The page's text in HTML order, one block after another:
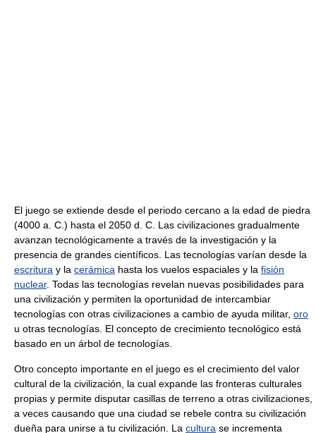
El juego se extiende desde el periodo cercano a la edad de piedra
(4000 a. C.) hasta el 2050 d. C. Las civilizaciones gradualmente
avanzan tecnológicamente a través de la investigación y la
presencia de grandes científicos. Las tecnologías varían desde la
escritura y la cerámica hasta los vuelos espaciales y la fisión
nuclear. Todas las tecnologías revelan nuevas posibilidades para
una civilización y permiten la oportunidad de intercambiar
tecnologías con otras civilizaciones a cambio de ayuda militar, oro
u otras tecnologías. El concepto de crecimiento tecnológico está
basado en un árbol de tecnologías.
Otro concepto importante en el juego es el crecimiento del valor
cultural de la civilización, la cual expande las fronteras culturales
propias y permite disputar casillas de terreno a otras civilizaciones,
a veces causando que una ciudad se rebele contra su civilización
dueña para unirse a tu civilización. La cultura se incrementa